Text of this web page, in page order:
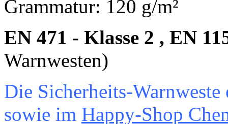
Grammatur: 120 g/m²
EN 471 - Klasse 2 , EN
Warnwesten)
Die Sicherheits-
sowie im Happy-Shop